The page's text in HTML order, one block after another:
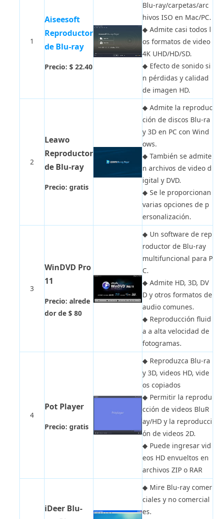
1
Aiseesoft
Reproductor
de Blu-ray
Precio: $ 22.40
Blu-ray/carpetas/arc
hivos ISO en Mac/PC.
◆ Admite casi todos l
os formatos de video
4K UHD/HD/SD.
◆ Efecto de sonido si
n pérdidas y calidad
de imagen HD.
2
Leawo
Reproductor
de Blu-ray
Precio: gratis
◆ Admite la reproduc
ción de discos Blu-ra
y 3D en PC con Wind
ows.
◆ También se admite
n archivos de video d
igital y DVD.
◆ Se le proporcionan
varias opciones de p
ersonalización.
3
WinDVD Pro
11
Precio: alrede
dor de $ 80
◆ Un software de rep
roductor de Blu-ray
multifuncional para P
C.
◆ Admite HD, 3D, DV
D y otros formatos de
audio comunes.
◆ Reproducción fluid
a a alta velocidad de
fotogramas.
4
Pot Player
Precio: gratis
◆ Reproduzca Blu-ra
y 3D, videos HD, vide
os copiados
◆ Permitir la reprodu
cción de videos BluR
ay/HD y la reproducci
ón de videos 2D.
◆ Puede ingresar vid
eos HD envueltos en
archivos ZIP o RAR
iDeer Blu-
◆ Mire Blu-ray comer
ciales y no comercial
es.